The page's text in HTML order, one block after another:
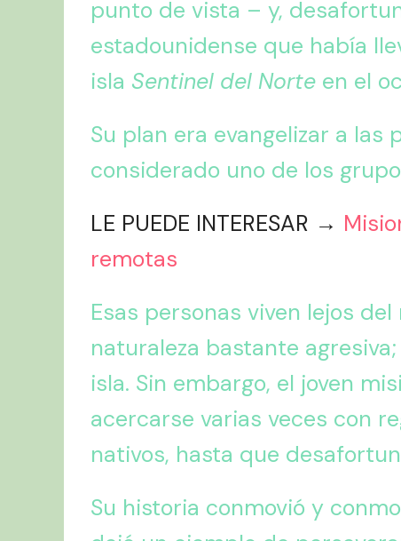
punto de vista – y,
estadounidense que había
isla Sentinel del Norte en el
Su plan era evangelizar a las
considerado uno de los
LE PUEDE INTERESAR →
remotas
Esas personas viven lejos
naturaleza bastante
isla. Sin embargo, el joven
acercarse varias veces con
nativos, hasta que
Su historia conmovió y